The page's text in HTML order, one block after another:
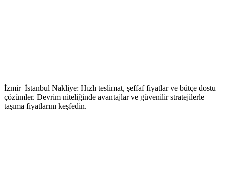
İzmir–İstanbul Nakliye: Hızlı teslimat, şeffaf fiyatlar ve bütçe dostu
çözümler. Devrim niteliğinde avantajlar ve güvenilir stratejilerle
taşıma fiyatlarını keşfedin.